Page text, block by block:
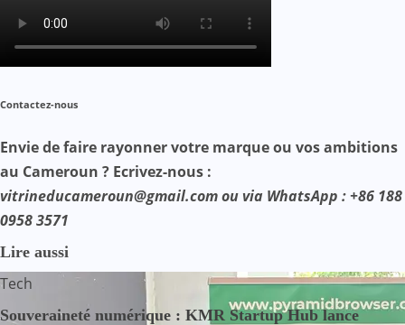
Contactez-nous
Envie de faire rayonner votre marque ou vos ambitions
au Cameroun ? Ecrivez-nous :
vitrineducameroun@gmail.com ou via WhatsApp : +86 188
0958 3571
Lire aussi
Tech
Souveraineté numérique : KMR Startup Hub lance